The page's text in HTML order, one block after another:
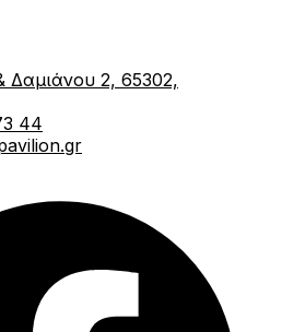
Δαμιάνου 2, 65302,
44